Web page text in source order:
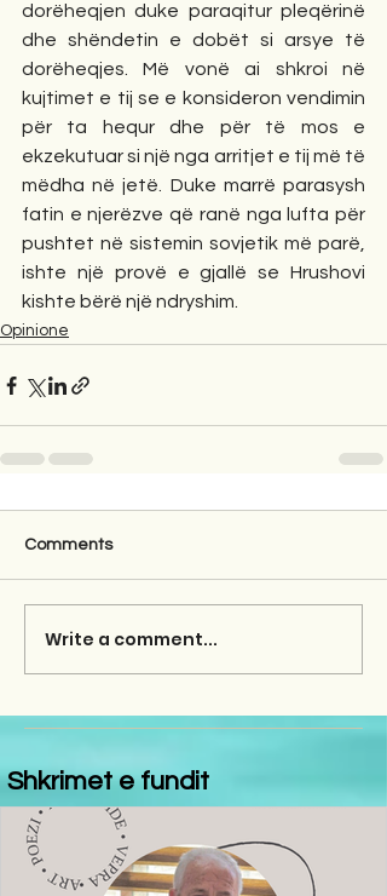
dorëheqjen duke paraqitur pleqërinë
dhe shëndetin e dobët si arsye të
dorëheqjes. Më vonë ai shkroi në
kujtimet e tij se e konsideron vendimin
për ta hequr dhe për të mos e
ekzekutuar si një nga arritjet e tij më të
mëdha në jetë. Duke marrë parasysh
fatin e njerëzve që ranë nga lufta për
pushtet në sistemin sovjetik më parë,
ishte një provë e gjallë se Hrushovi
kishte bërë një ndryshim.
Opinione
Comments
Write a comment...
Shkrimet e fundit